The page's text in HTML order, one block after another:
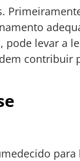
levar a
contribuir